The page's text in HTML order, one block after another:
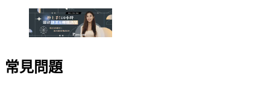
常見問題